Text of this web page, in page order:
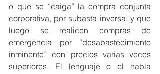
o que se “caiga” la compra conjunta
corporativa, por subasta inversa, y que
luego se realicen compras de
emergencia por “desabastecimiento
inminente” con precios varias veces
superiores. El lenguaje o el habla